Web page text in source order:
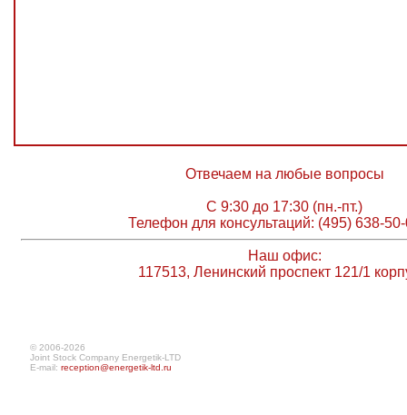
Отвечаем на любые вопросы
С 9:30 до 17:30 (пн.-пт.)
Телефон для консультаций: (495) 638-
Наш офис:
117513, Ленинский проспект 121/1
© 2006-2026
Joint Stock Company Energetik-LTD
E-mail: reception@energetik-ltd.ru